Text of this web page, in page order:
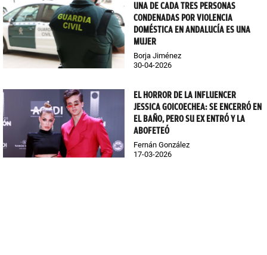
UNA DE CADA TRES PERSONAS
CONDENADAS POR VIOLENCIA
DOMÉSTICA EN ANDALUCÍA ES UNA
MUJER
Borja Jiménez
30-04-2026
EL HORROR DE LA INFLUENCER
JESSICA GOICOECHEA: SE ENCERRÓ EN
EL BAÑO, PERO SU EX ENTRÓ Y LA
ABOFETEÓ
Fernán González
17-03-2026